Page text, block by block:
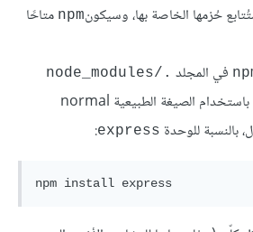
npm متاحًا
في المجلد ./node_modules
الخاص بمشروعNode.js باستخدام الصيغة الطبيعية normal
express
:
npm install express